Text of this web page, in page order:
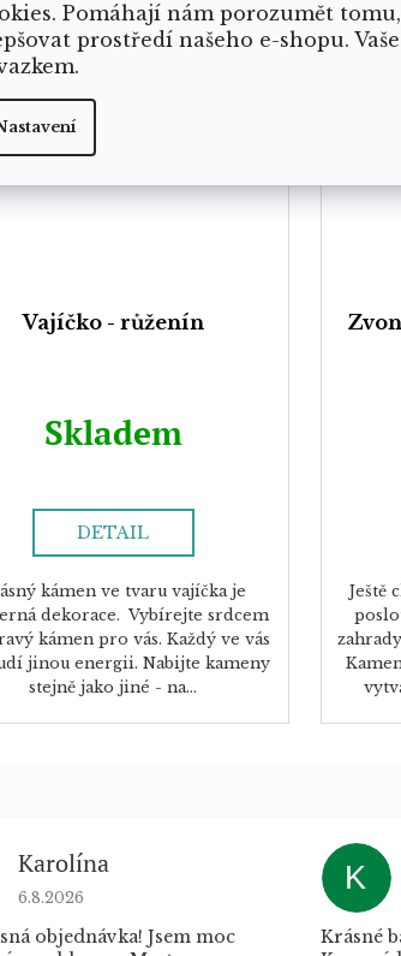
Pomáhají nám porozumět tomu,
prostředí našeho e-shopu.
Vajíčko - růženín
Skladem
DETAIL
kámen ve tvaru vajíčka je
dekorace. Vybírejte srdcem
kámen pro vás. Každý ve vás
jinou energii. Nabijte kameny
stejně jako jiné - na...
Ještě
Karolína
Hodnocení obchodu je 5 z 5 hvězdiček.
6.8.2026
objednávka! Jsem moc
K
Krásné